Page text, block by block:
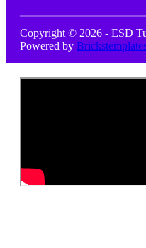
Copyright © 2026 - ESD
Powered by